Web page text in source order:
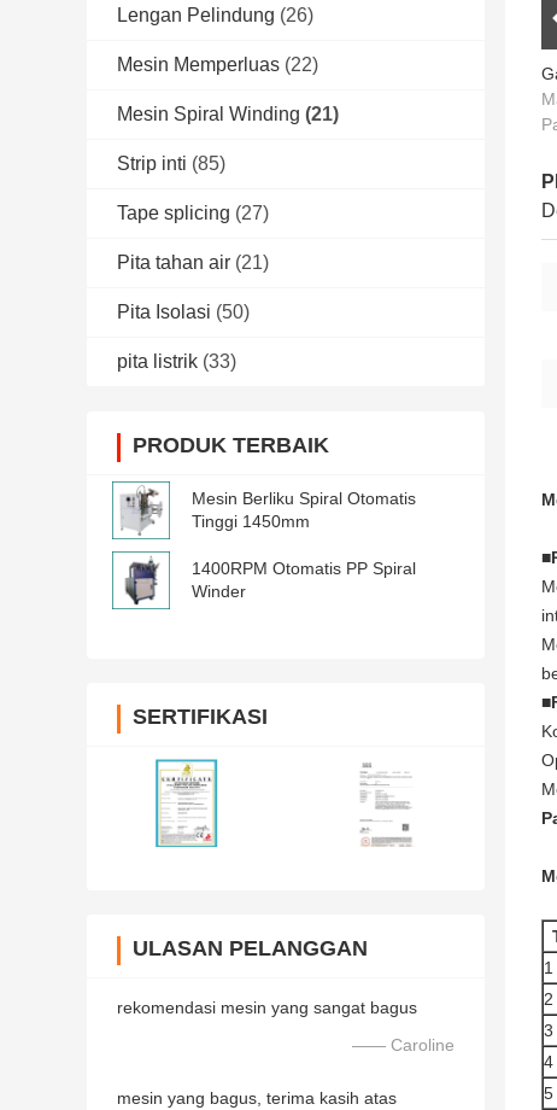
Lengan Pelindung (26)
Mesin Memperluas (22)
Mesin Spiral Winding (21)
Strip inti (85)
Tape splicing (27)
Pita tahan air (21)
Pita Isolasi (50)
pita listrik (33)
PRODUK TERBAIK
Mesin Berliku Spiral Otomatis
Tinggi 1450mm
1400RPM Otomatis PP Spiral
Winder
SERTIFIKASI
ULASAN PELANGGAN
rekomendasi mesin yang sangat bagus
—— Caroline
mesin yang bagus, terima kasih atas
1
2
3
4
5